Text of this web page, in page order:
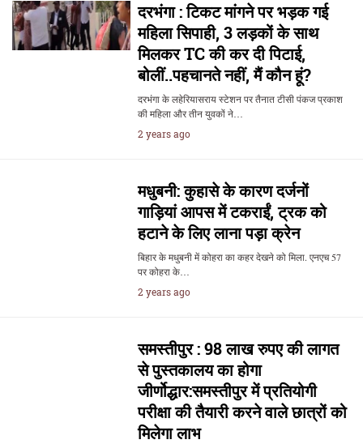
दरभंगा : टिकट मांगने पर भड़क गई
महिला सिपाही, 3 लड़कों के साथ
मिलकर TC की कर दी पिटाई,
बोलीं..पहचानते नहीं, मैं कौन हूं?
दरभंगा के लहेरियासराय स्टेशन पर तैनात टीसी पंकज प्रकाश
की महिला और तीन युवकों ने…
2 years ago
मधुबनी: कुहासे के कारण दर्जनों
गाड़ियां आपस में टकराईं, ट्रक को
हटाने के लिए लाना पड़ा क्रेन
बिहार के मधुबनी में कोहरा का कहर देखने को मिला. एनएच 57
पर कोहरा के…
2 years ago
समस्तीपुर : 98 लाख रुपए की लागत
से पुस्तकालय का होगा
जीर्णोद्धार:समस्तीपुर में प्रतियोगी
परीक्षा की तैयारी करने वाले छात्रों को
मिलेगा लाभ